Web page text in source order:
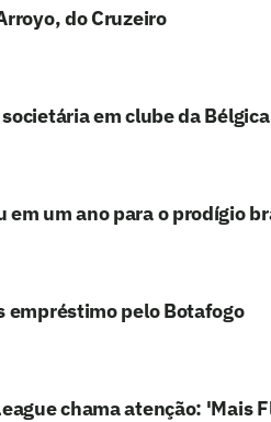
do Cruzeiro
em clube da Bélgica
em um ano para o prodígio
empréstimo pelo Botafogo
chama atenção: 'Mais